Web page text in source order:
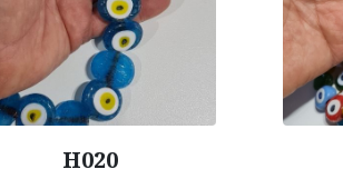
H158-2